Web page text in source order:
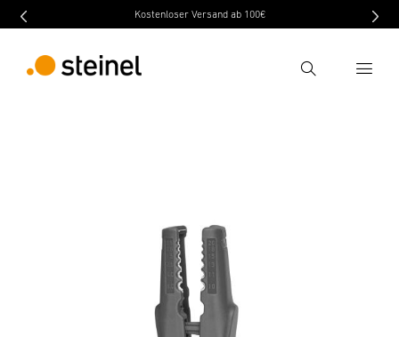
Kostenloser Versand ab 100€
Recherche